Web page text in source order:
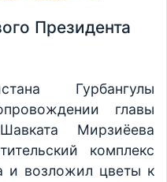
Президента
Гурбангулы
главы
Мирзиёева
комплекс
и возложил цветы к